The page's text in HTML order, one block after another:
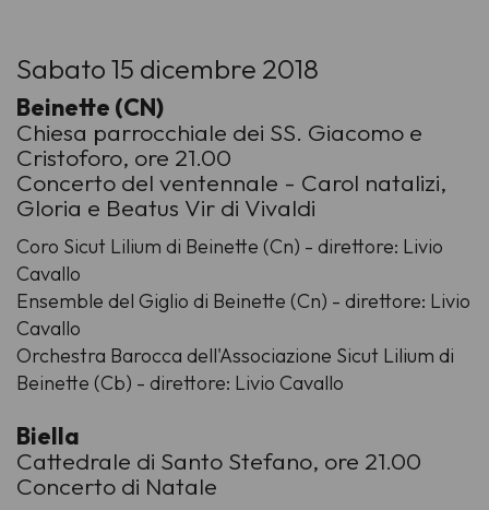
Sabato 15 dicembre 2018
Beinette (CN)
Chiesa parrocchiale dei SS. Giacomo e
Cristoforo, ore 21.00
Concerto del ventennale - Carol natalizi,
Gloria e Beatus Vir di Vivaldi
Coro Sicut Lilium di Beinette (Cn) - direttore: Livio
Cavallo
Ensemble del Giglio di Beinette (Cn) - direttore: Livio
Cavallo
Orchestra Barocca dell'Associazione Sicut Lilium di
Beinette (Cb) - direttore: Livio Cavallo
Biella
Cattedrale di Santo Stefano, ore 21.00
Concerto di Natale